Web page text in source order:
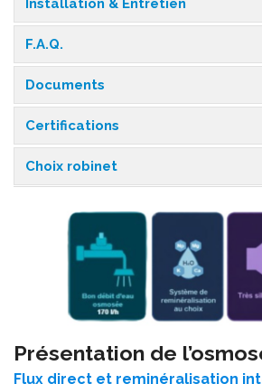
Installation & Entretien
F.A.Q.
Documents
Certifications
Choix robinet
Présentation de
Flux direct et reminéralisation